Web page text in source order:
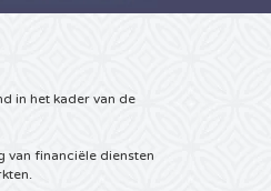
in het kader van de
van financiële diensten